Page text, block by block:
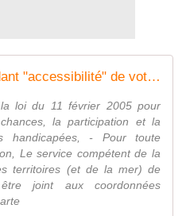
Contactez le correspondant "accessibilité" de votre département - Ministère du Développement durable
loi du 11 février 2005 pour
la participation et la
handicapées, - Pour toute
Le service compétent de la
territoires (et de la mer) de
joint aux coordonnées